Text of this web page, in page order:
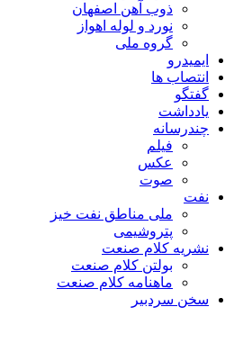
ذوب آهن اصفهان
نورد و لوله اهواز
گروه ملی
ایمیدرو
انتصاب ها
گفتگو
یادداشت
چندرسانه
فیلم
عکس
صوت
نفت
ملی مناطق نفت خیز
پتروشیمی
نشریه کلام صنعت
بولتن کلام صنعت
ماهنامه کلام صنعت
سخن سردبیر